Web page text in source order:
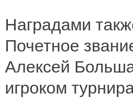
Наградами
Почетное
Алексей
игроком